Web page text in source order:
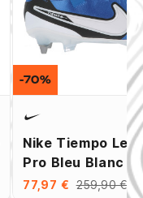
Nike Tiempo
Pro Bleu Blanc
77,97 € 259,90 €
-70%